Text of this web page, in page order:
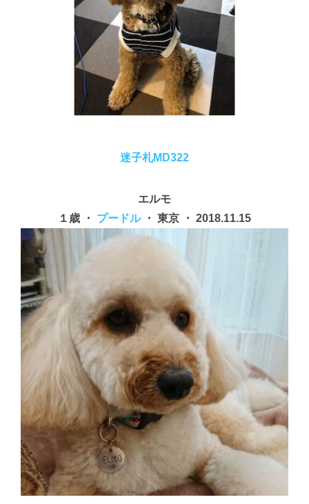
迷子札MD322
エルモ
１歳 ・ プードル・ 東京 ・ 2018.11.15